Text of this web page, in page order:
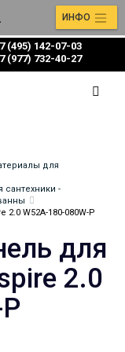
(495) 142-07-03
(977) 732-40-27
ИНФО
для
-
W52A-180-080W-P
для
2.0